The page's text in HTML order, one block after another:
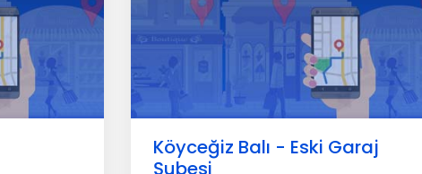
Köyceğiz Balı - Eski Garaj
Şubesi